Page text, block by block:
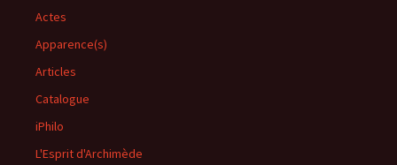
Actes
Apparence(s)
Articles
Catalogue
iPhilo
L'Esprit d'Archimède